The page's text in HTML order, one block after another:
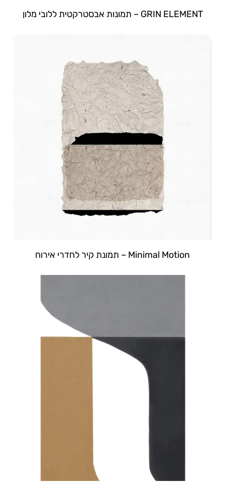
GRIN ELEMENT – תמונות אבסטרקטית ללובי מלון
Minimal Motion – תמונת קיר לחדרי אירוח